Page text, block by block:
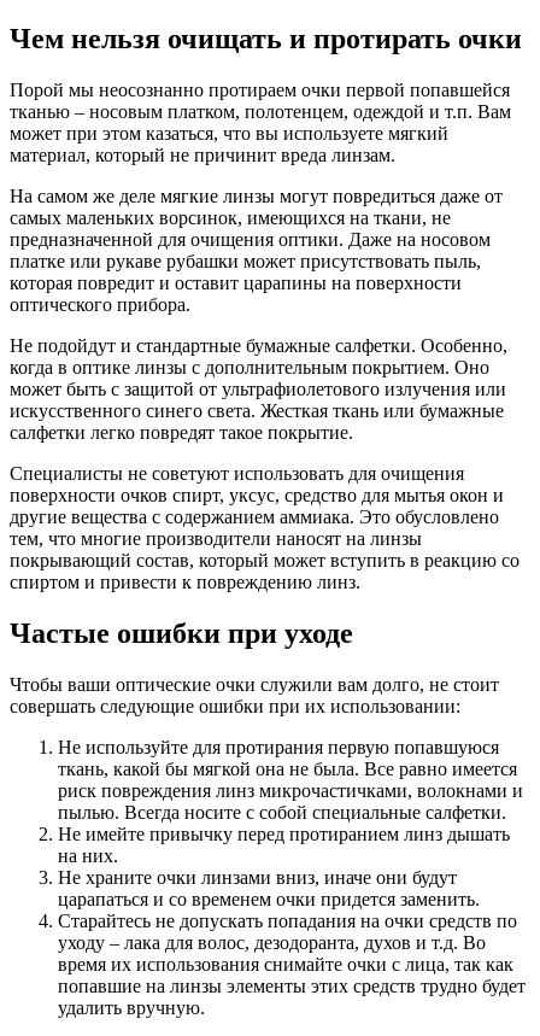
Чем нельзя очищать и протирать очки
Порой мы неосознанно протираем очки первой попавшейся
тканью – носовым платком, полотенцем, одеждой и т.п. Вам
может при этом казаться, что вы используете мягкий
материал, который не причинит вреда линзам.
На самом же деле мягкие линзы могут повредиться даже от
самых маленьких ворсинок, имеющихся на ткани, не
предназначенной для очищения оптики. Даже на носовом
платке или рукаве рубашки может присутствовать пыль,
которая повредит и оставит царапины на поверхности
оптического прибора.
Не подойдут и стандартные бумажные салфетки. Особенно,
когда в оптике линзы с дополнительным покрытием. Оно
может быть с защитой от ультрафиолетового излучения или
искусственного синего света. Жесткая ткань или бумажные
салфетки легко повредят такое покрытие.
Специалисты не советуют использовать для очищения
поверхности очков спирт, уксус, средство для мытья окон и
другие вещества с содержанием аммиака. Это обусловлено
тем, что многие производители наносят на линзы
покрывающий состав, который может вступить в реакцию со
спиртом и привести к повреждению линз.
Частые ошибки при уходе
Чтобы ваши оптические очки служили вам долго, не стоит
совершать следующие ошибки при их использовании:
Не используйте для протирания первую попавшуюся
ткань, какой бы мягкой она не была. Все равно имеется
риск повреждения линз микрочастичками, волокнами и
пылью. Всегда носите с собой специальные салфетки.
Не имейте привычку перед протиранием линз дышать
на них.
Не храните очки линзами вниз, иначе они будут
царапаться и со временем очки придется заменить.
Старайтесь не допускать попадания на очки средств по
уходу – лака для волос, дезодоранта, духов и т.д. Во
время их использования снимайте очки с лица, так как
попавшие на линзы элементы этих средств трудно будет
удалить вручную.